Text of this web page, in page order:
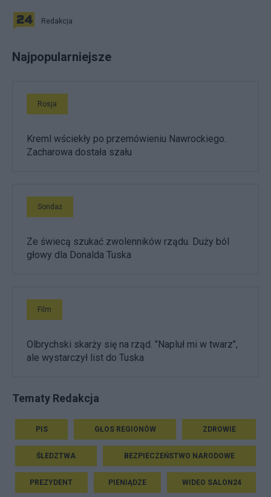
Redakcja
Najpopularniejsze
Rosja
Kreml wściekły po przemówieniu Nawrockiego.
Zacharowa dostała szału
Sondaż
Ze świecą szukać zwolenników rządu. Duży ból
głowy dla Donalda Tuska
Film
Olbrychski skarży się na rząd. "Napluł mi w twarz",
ale wystarczył list do Tuska
Tematy Redakcja
PIS GŁOS REGIONÓW ZDROWIE
ŚLEDZTWA BEZPIECZEŃSTWO NARODOWE
PREZYDENT PIENIĄDZE WIDEO SALON24